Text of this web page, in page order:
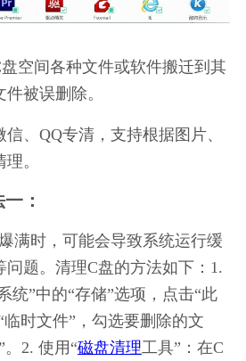
空间各种文件或软件搬迁到其
被误删除。
、QQ专清，支持根据图片、
。
：
满时，可能会导致系统运行缓
题。清理C盘的方法如下：1.
统”中的“存储”选项，点击“此
临时文件”，勾选要删除的文
。2. 使用“磁盘清理工具”：在C